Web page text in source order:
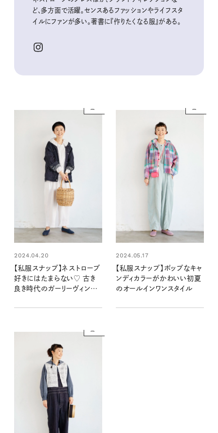
ど、多方面で活躍。センスあるファッションやライフスタ
イルにファンが多い。著書に『作りたくなる服』がある。
2024.04.20
【私服スナップ】ネストローブ
好きにはたまらない♡ 古き
良き時代のガーリーヴィンテ
2024.05.17
【私服スナップ】ポップなキャ
ンディカラーがかわいい初夏
のオールインワンスタイル